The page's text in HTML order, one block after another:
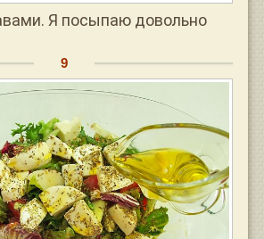
Я посыпаю довольно